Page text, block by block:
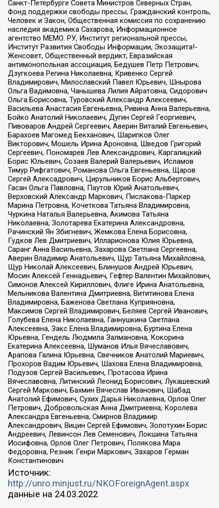
Санкт-Петербурге Совета Министров Северных Стран,
Фонд поддержки свободы прессы, Гражданский контроль,
Человек и Закон, Общественная комиссия по сохранению
наследия академика Сахарова, Информационное
агентство МЕМО. РУ, Институт региональной прессы,
Институт Развития Свободы Информации, Экозащита!-
Женсовет, Общественный вердикт, Евразийская
антимонопольная ассоциация, Бедушев Петр Петрович,
Дзугкоева Регина Николаевна, Кривенко Сергей
Владимирович, Милославский Павел Юрьевич, Шнырова
Ольга Вадимовна, Чанышева Лилия Айратовна, Сидорович
Ольга Борисовна, Туровский Александр Алексеевич,
Васильева Анастасия Евгеньевна, Ривина Анна Валерьевна,
Бойко Анатолий Николаевич, Дугин Сергей Георгиевич,
Пивоваров Андрей Сергеевич, Аверин Виталий Евгеньевич,
Барахоев Магомед Бекханович, Шарипков Олег
Викторович, Мошель Ирина Ароновна, Шведов Григорий
Сергеевич, Пономарев Лев Александрович, Каргалицкий
Борис Юльевич, Созаев Валерий Валерьевич, Исламов
Тимур Рифгатович, Романова Ольга Евгеньевна, Щаров
Сергей Алексадрович, Цирульников Борис Альбертович,
Гасан Ольга Павловна, Паутов Юрий Анатольевич,
Верховский Александр Маркович, Пислакова-Паркер
Марина Петровна, Кочеткова Татьяна Владимировна,
Чуркина Наталья Валерьевна, Акимова Татьяна
Николаевна, Золотарева Екатерина Александровна,
Рачинский Ян Збигневич, Жемкова Елена Борисовна,
Гудков Лев Дмитриевич, Илларионова Юлия Юрьевна,
Саранг Анна Васильевна, Захарова Светлана Сергеевна,
Аверин Владимир Анатольевич, Щур Татьяна Михайловна,
Щур Николай Алексеевич, Блинушов Андрей Юрьевич,
Мосин Алексей Геннадьевич, Гефтер Валентин Михайлович,
Симонов Алексей Кириллович, Флиге Ирина Анатольевна,
Мельникова Валентина Дмитриевна, Вититинова Елена
Владимировна, Баженова Светлана Куприяновна,
Максимов Сергей Владимирович, Беляев Сергей Иванович,
Голубева Елена Николаевна, Ганнушкина Светлана
Алексеевна, Закс Елена Владимировна, Буртина Елена
Юрьевна, Гендель Людмила Залмановна, Кокорина
Екатерина Алексеевна, Шуманов Илья Вячеславович,
Арапова Галина Юрьевна, Свечников Анатолий Мариевич,
Прохоров Вадим Юрьевич, Шахова Елена Владимировна,
Подузов Сергей Васильевич, Протасова Ирина
Вячеславовна, Литинский Леонид Борисович, Лукашевский
Сергей Маркович, Бахмин Вячеслав Иванович, Шабад
Анатолий Ефимович, Сухих Дарья Николаевна, Орлов Олег
Петрович, Добровольская Анна Дмитриевна, Королева
Александра Евгеньевна, Смирнов Владимир
Александрович, Вицин Сергей Ефимович, Золотухин Борис
Андреевич, Левинсон Лев Семенович, Локшина Татьяна
Иосифовна, Орлов Олег Петрович, Полякова Мара
Федоровна, Резник Генри Маркович, Захаров Герман
Константинович
Источник:
http://unro.minjust.ru/NKOForeignAgent.aspx
данные на 24.03.2022